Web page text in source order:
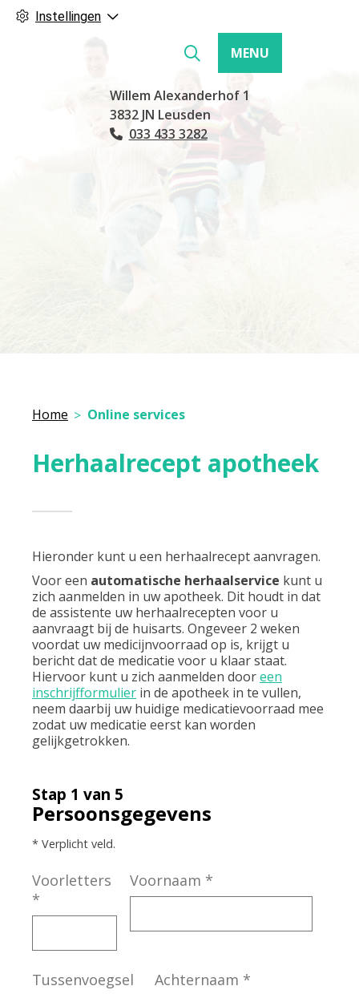
Instellingen
Hoofdmenu
MENU
Willem Alexanderhof 1
3832 JN Leusden
Tel:
033 433 3282
Home Online services
Herhaalrecept apotheek
Hieronder kunt u een herhaalrecept aanvragen.
Voor een automatische herhaalservice kunt u
zich aanmelden in uw apotheek. Dit houdt in dat
de assistente uw herhaalrecepten voor u
aanvraagt bij de huisarts. Ongeveer 2 weken
voordat uw medicijnvoorraad op is, krijgt u
bericht dat de medicatie voor u klaar staat.
Hiervoor kunt u zich aanmelden dooreen
inschrijfformulier in de apotheek in te vullen,
neem daarbij uw huidige medicatievoorraad mee
zodat uw medicatie eerst kan worden
gelijkgetrokken.
Stap 1 van 5
Persoonsgegevens
* Verplicht veld.
Voorletters
*
Voornaam *
Tussenvoegsel Achternaam *